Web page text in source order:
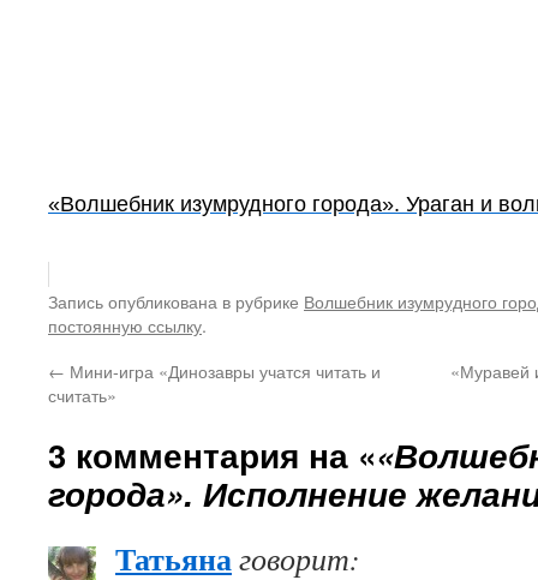
«Волшебник изумрудного города». Ураган и
Запись опубликована в рубрике Волшебник изумрудного
постоянную ссылку.
← Мини-игра «Динозавры учатся читать и
считать»
«Муравей
3 комментария на «
города». Исполнение
Татьянаговорит: